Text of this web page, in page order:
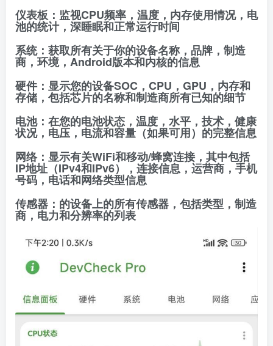
仪表板：监视CPU频率，温度，内存使用情况，电
池的统计，深睡眠和正常运行时间
系统：获取所有关于你的设备名称，品牌，制造
商，环境，Android版本和内核的信息
硬件：显示您的设备SOC，CPU，GPU，内存和
存储，包括芯片的名称和制造商所有已知的细节
电池：在您的电池状态，温度，水平，技术，健康
状况，电压，电流和容量（如果可用）的完整信息
网络：显示有关WiFi和移动/蜂窝连接，其中包括
IP地址（IPv4和IPv6），连接信息，运营商，手机
号码，电话和网络类型信息
传感器：的设备上的所有传感器，包括类型，制造
商，电力和分辨率的列表